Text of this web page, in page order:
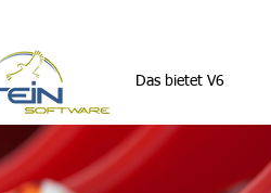
Das bietet V6